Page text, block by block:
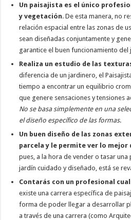
Un paisajista es el único
y vegetación. De esta manera, no
relación espacial entre las zonas de
sean diseñadas conjuntamente y
garantice el buen funcionamiento del
Realiza un estudio de las
diferencia de un jardinero, el
tiempo a encontrar un equilibrio
que genere sensaciones y tensiones
No se basa simplemente en una
el diseño específico de las formas.
Un buen diseño de las zonas
parcela y le permite ver lo mejor
pues, a la hora de vender o tasar
jardín cuidado y diseñado, está se
Contarás con un profesional
existe una carrera específica de
forma de poder llegar a desarrollar
a través de una carrera (como